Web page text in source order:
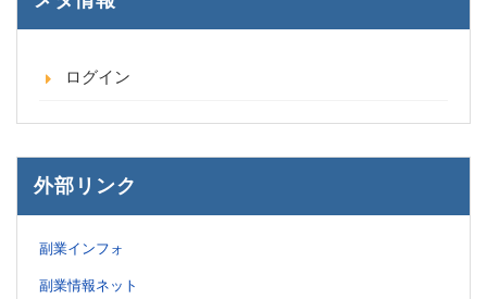
ログイン
外部リンク
副業インフォ
副業情報ネット